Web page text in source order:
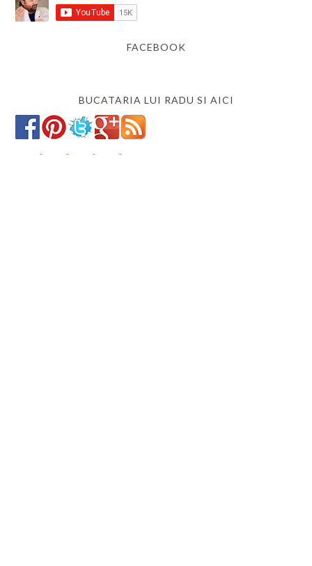
FACEBOOK
BUCATARIA LUI RADU SI AICI